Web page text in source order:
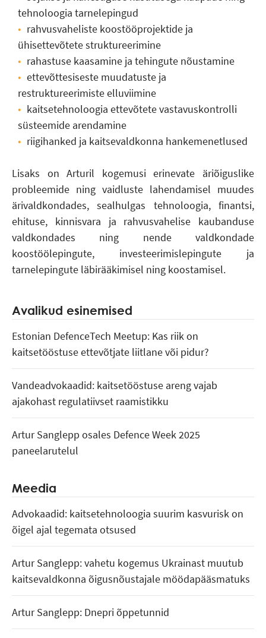
tehnoloogia tarnelepingud
rahvusvaheliste koostööprojektide ja
ühisettevõtete struktureerimine
rahastuse kaasamine ja tehingute nõustamine
ettevõttesiseste muudatuste ja
restruktureerimiste elluviimine
kaitsetehnoloogia ettevõtete vastavuskontrolli
süsteemide arendamine
riigihanked ja kaitsevaldkonna hankemenetlused
Lisaks on Arturil kogemusi erinevate äriõiguslike
probleemide ning vaidluste lahendamisel muudes
ärivaldkondades, sealhulgas tehnoloogia, finantsi,
ehituse, kinnisvara ja rahvusvahelise kaubanduse
valdkondades ning nende valdkondade
koostöölepingute, investeerimislepingute ja
tarnelepingute läbirääkimisel ning koostamisel.
Avalikud esinemised
Estonian DefenceTech Meetup: Kas riik on
kaitsetööstuse ettevõtjate liitlane või pidur?
Vandeadvokaadid: kaitsetööstuse areng vajab
ajakohast regulatiivset raamistikku
Artur Sanglepp osales Defence Week 2025
paneelarutelul
Meedia
Advokaadid: kaitsetehnoloogia suurim kasvurisk on
õigel ajal tegemata otsused
Artur Sanglepp: vahetu kogemus Ukrainast muutub
kaitsevaldkonna õigusnõustajale möödapääsmatuks
Artur Sanglepp: Dnepri õppetunnid